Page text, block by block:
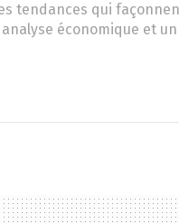
tendances qui
économique et